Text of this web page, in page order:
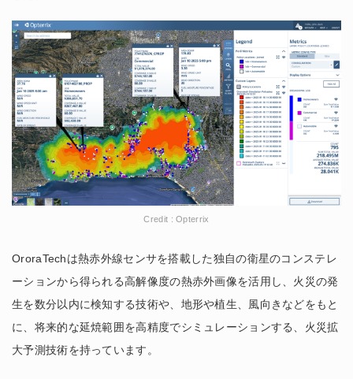
Credit : Opterrix
OroraTechは熱赤外線センサを搭載した独自の衛星のコンステレ
ーションから得られる高解像度の熱赤外画像を活用し、火災の発
生を数分以内に検知する技術や、地形や植生、風向きなどをもと
に、将来的な延焼範囲を高精度でシミュレーションする、火災拡
大予測技術を持っています。